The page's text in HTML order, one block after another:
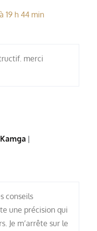
19 h 44 min
merci
conseils
une précision qui
Je m’arrête sur le